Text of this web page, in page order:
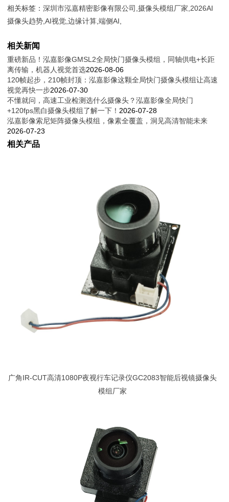
相关标签： 深圳市泓嘉精密影像有限公司 摄像头模组厂家 2026AI
摄像头趋势 AI视觉 边缘计算 端侧AI
相关新闻
重磅新品！泓嘉影像GMSL2全局快门摄像头模组，同轴供电+长距
离传输，机器人视觉首选2026-08-06
120帧起步，210帧封顶：泓嘉影像这颗全局快门摄像头模组让高速
视觉再快一步2026-07-30
不懂就问，高速工业检测选什么摄像头？泓嘉影像全局快门
+120fps黑白摄像头模组了解一下！ 2026-07-28
泓嘉影像索尼矩阵摄像头模组，像素全覆盖，洞见高清智能未来
2026-07-23
相关产品
广角IR-CUT高清1080P夜视行车记录仪GC2083智能后视镜摄像头
模组厂家